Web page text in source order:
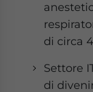
di circa
Settore
di